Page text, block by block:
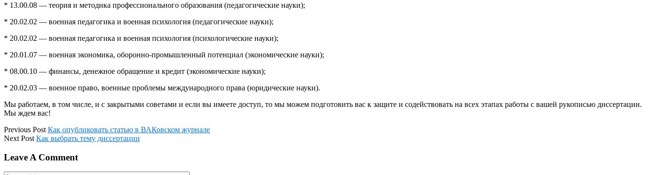
* 13.00.08 — теория и методика профессионального образования (педагогические науки);
* 20.02.02 — военная педагогика и военная психология (педагогические науки);
* 20.02.02 — военная педагогика и военная психология (психологические науки);
* 20.01.07 — военная экономика, оборонно-промышленный потенциал (экономические науки);
* 08.00.10 — финансы, денежное обращение и кредит (экономические науки);
* 20.02.03 — военное право, военные проблемы международного права (юридические науки).
Мы работаем, в том числе, и с закрытыми советами и если вы имеете доступ, то мы можем подготовить вас к защите и содействовать на всех этапах работы с вашей рукописью диссертации.
Мы ждем вас!
Previous Post Как опубликовать статью в ВАКовском журнале
Next Post Как выбрать тему диссертации
Leave A Comment